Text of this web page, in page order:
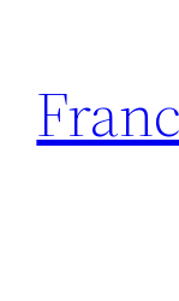
contenu